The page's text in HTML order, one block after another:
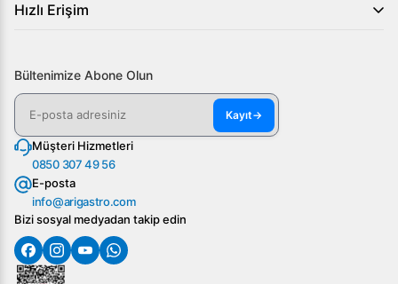
Hızlı Erişim
Bültenimize Abone Olun
Kayıt→
Müşteri Hizmetleri
0850 307 49 56
E-posta
info@arigastro.com
Bizi sosyal medyadan takip edin